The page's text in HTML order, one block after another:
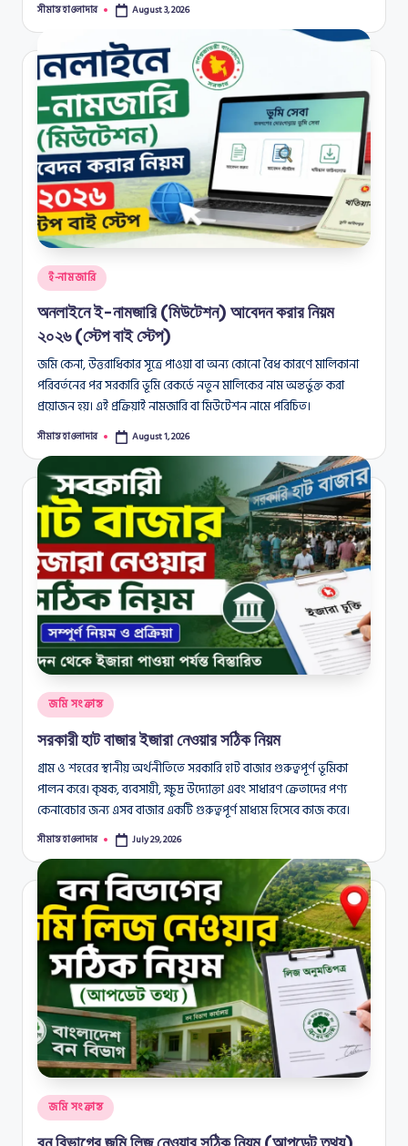
Posted
সীমান্ত হাওলাদার August 3, 2026
Posted
in
ই-নামজারি
অনলাইনে ই-নামজারি (মিউটেশন) আবেদন করার নিয়ম
২০২৬ (স্টেপ বাই স্টেপ)
জমি কেনা, উত্তরাধিকার সূত্রে পাওয়া বা অন্য কোনো বৈধ কারণে মালিকানা
পরিবর্তনের পর সরকারি ভূমি রেকর্ডে নতুন মালিকের নাম অন্তর্ভুক্ত করা
প্রয়োজন হয়। এই প্রক্রিয়াই নামজারি বা মিউটেশন নামে পরিচিত।
Posted
সীমান্ত হাওলাদার August 1, 2026
Posted
in
জমি সংক্রান্ত
সরকারী হাট বাজার ইজারা নেওয়ার সঠিক নিয়ম
গ্রাম ও শহরের স্থানীয় অর্থনীতিতে সরকারি হাট বাজার গুরুত্বপূর্ণ ভূমিকা
পালন করে। কৃষক, ব্যবসায়ী, ক্ষুদ্র উদ্যোক্তা এবং সাধারণ ক্রেতাদের পণ্য
কেনাবেচার জন্য এসব বাজার একটি গুরুত্বপূর্ণ মাধ্যম হিসেবে কাজ করে।
Posted
সীমান্ত হাওলাদার July 29, 2026
Posted
in
জমি সংক্রান্ত